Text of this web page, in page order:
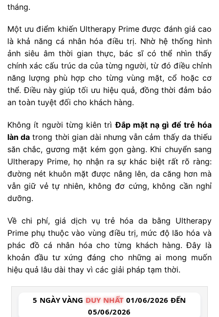
tháng.
Một ưu điểm khiến Ultherapy Prime được đánh giá cao
là khả năng cá nhân hóa điều trị. Nhờ hệ thống hình
ảnh siêu âm thời gian thực, bác sĩ có thể nhìn thấy
chính xác cấu trúc da của từng người, từ đó điều chỉnh
năng lượng phù hợp cho từng vùng mặt, cổ hoặc cơ
thể. Điều này giúp tối ưu hiệu quả, đồng thời đảm bảo
an toàn tuyệt đối cho khách hàng.
Không ít người từng kiên trìĐắp mặt nạ gì để trẻ hóa
làn da trong thời gian dài nhưng vẫn cảm thấy da thiếu
săn chắc, gương mặt kém gọn gàng. Khi chuyển sang
Ultherapy Prime, họ nhận ra sự khác biệt rất rõ ràng:
đường nét khuôn mặt được nâng lên, da căng hơn mà
vẫn giữ vẻ tự nhiên, không đơ cứng, không cần nghỉ
dưỡng.
Về chi phí, giá dịch vụ trẻ hóa da bằng Ultherapy
Prime phụ thuộc vào vùng điều trị, mức độ lão hóa và
phác đồ cá nhân hóa cho từng khách hàng. Đây là
khoản đầu tư xứng đáng cho những ai mong muốn
hiệu quả lâu dài thay vì các giải pháp tạm thời.
5 NGÀY VÀNG DUY NHẤT 01/06/2026 ĐẾN
05/06/2026